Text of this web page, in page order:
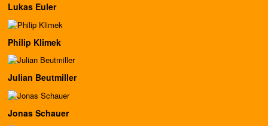
Lukas Euler
Philip Klimek
Julian Beutmiller
Jonas Schauer